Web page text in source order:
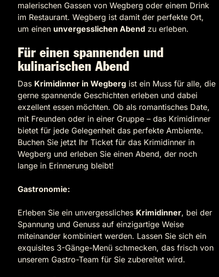
malerischen Gassen von Wegberg oder einem Drink
im Restaurant. Wegberg ist damit der perfekte Ort,
um einen unvergesslichen Abend zu erleben.
Für einen spannenden und
kulinarischen Abend
Das Krimidinner in Wegberg ist ein Muss für alle, die
gerne spannende Geschichten erleben und dabei
exzellent essen möchten. Ob als romantisches Date,
mit Freunden oder in einer Gruppe – das Krimidinner
bietet für jede Gelegenheit das perfekte Ambiente.
Buchen Sie jetzt Ihr Ticket für das Krimidinner in
Wegberg und erleben Sie einen Abend, der noch
lange in Erinnerung bleibt!
Gastronomie:
Erleben Sie ein unvergessliches Krimidinner, bei der
Spannung und Genuss auf einzigartige Weise
miteinander kombiniert werden. Lassen Sie sich ein
exquisites 3-Gänge-Menü schmecken, das frisch von
unserem Gastro-Team für Sie zubereitet wird.